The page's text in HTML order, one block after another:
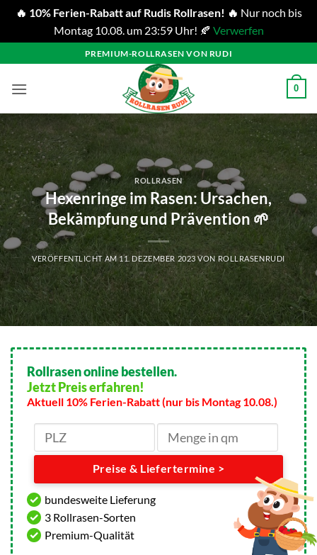
🔥 10% Ferien-Rabatt auf Rudis Rollrasen! 🔥 Nur noch bis
Montag 10.08. um 23:59 Uhr! 🍂 Verwerfen
Inhalt
springen
PREMIUM-ROLLRASEN VON RUDI
0
ROLLRASEN
Hexenringe im Rasen: Ursachen,
Bekämpfung und Prävention 🌱
VERÖFFENTLICHT AM11. DEZEMBER 2023 VON ROLLRASENRUDI
Rollrasen online bestellen.
Jetzt Preis erfahren!
Aktuell 10% Ferien-Rabatt (nur bis Montag 10.08.)
Preise & Liefertermine >
bundesweite Lieferung
3 Rollrasen-Sorten
Premium-Qualität